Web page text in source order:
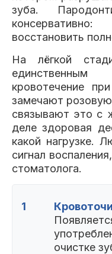
зуба.
восстановить
На лёгкой
кровотечение
замечают
связывают это с
деле здоровая
какой нагрузке.
сигнал
стоматолога.
1
очистке